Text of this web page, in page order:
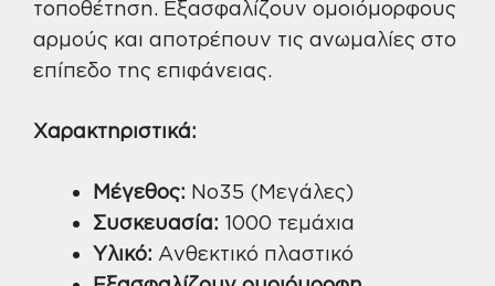
τοποθέτηση. Εξασφαλίζουν ομοιόμορφους
αρμούς και αποτρέπουν τις ανωμαλίες στο
επίπεδο της επιφάνειας.
Χαρακτηριστικά:
Μέγεθος: No35 (Μεγάλες)
Συσκευασία: 1000 τεμάχια
Υλικό: Ανθεκτικό πλαστικό